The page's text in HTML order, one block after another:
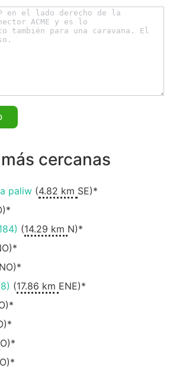
cercanas
paliw (4.82 km SE)*
(14.29 km N)*
(17.86 km ENE)*
O)*
O)*